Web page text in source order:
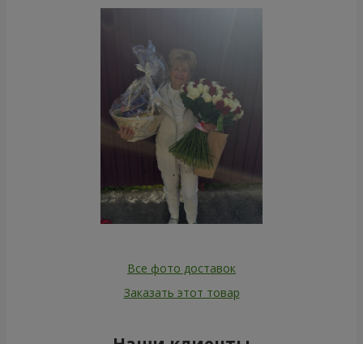
Все фото доставок
Заказать этот товар